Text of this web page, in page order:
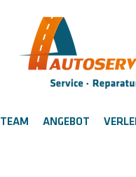
TEAM ANGEBOT